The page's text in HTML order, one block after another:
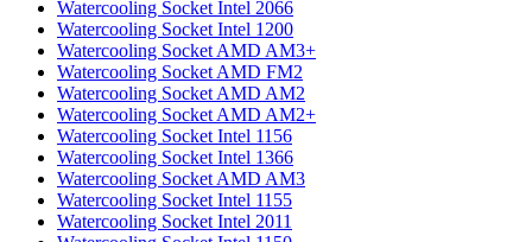
Watercooling Socket Intel 2066
Watercooling Socket Intel 1200
Watercooling Socket AMD AM3+
Watercooling Socket AMD FM2
Watercooling Socket AMD AM2
Watercooling Socket AMD AM2+
Watercooling Socket Intel 1156
Watercooling Socket Intel 1366
Watercooling Socket AMD AM3
Watercooling Socket Intel 1155
Watercooling Socket Intel 2011